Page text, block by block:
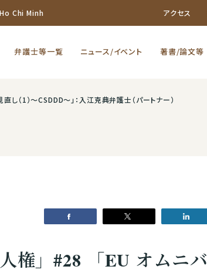
Ho Chi Minh アクセス
弁護士等一覧 ニュース/イベント 著書/論文等
（1）～CSDDD～」：入江克典弁護士（パートナー）
権」#28 「EU オムニバ